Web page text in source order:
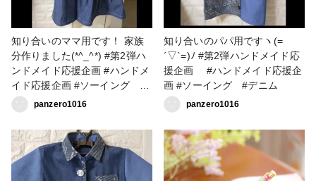
知り合いのママ用です！ 家族
分作りました(*^_^*) #第2弾ハ
ンドメイド応援企画 #ハンドメ
イド応援企画 #ソーイング #
デニム #ファッション
panzero1016
知り合いのパパ用ですヽ(=
´▽`=)ﾉ #第2弾ハンドメイド応
援企画 #ハンドメイド応援企
画 #ソーイング #デニム
panzero1016